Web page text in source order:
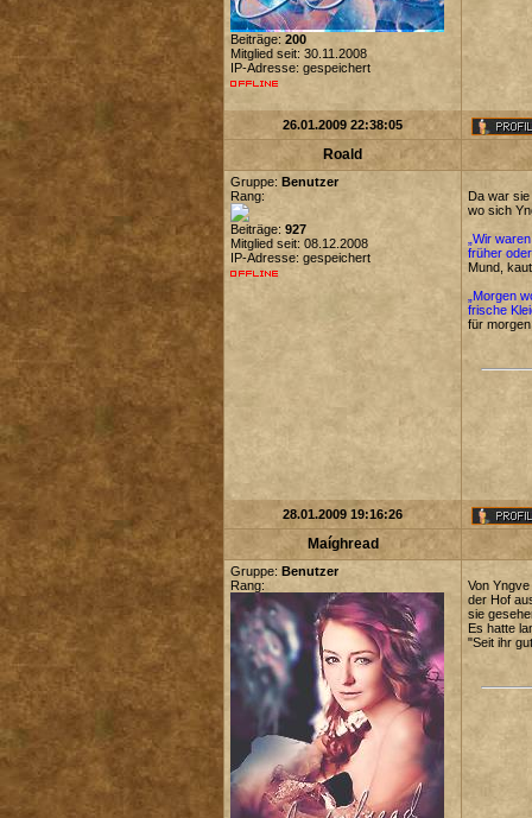
Beiträge: 200
Mitglied seit: 30.11.2008
IP-Adresse: gespeichert
26.01.2009 22:38:05
Roald
Gruppe: Benutzer
Rang:
Beiträge: 927
Mitglied seit: 08.12.2008
IP-Adresse: gespeichert
Da war
wo sich
„Wir
früher
Mund,
„Morgen
frische
für
28.01.2009 19:16:26
Maíghread
Gruppe: Benutzer
Rang:
Von
der Hof
sie
Es hatte
"Seit ihr